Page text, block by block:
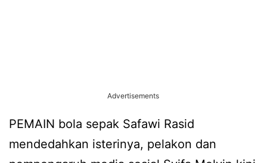
Advertisements
PEMAIN bola sepak Safawi Rasid
mendedahkan isterinya, pelakon dan